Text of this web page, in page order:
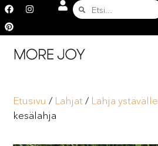
Etusivu / Lahjat/ Lahja ystävälle
kesälahja